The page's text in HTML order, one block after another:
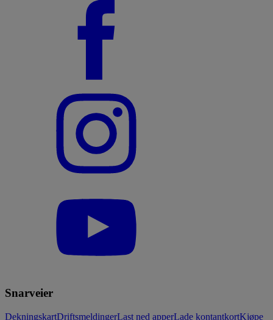
Snarveier
DekningskartDriftsmeldingerLast ned apperLade kontantkortKjøpe